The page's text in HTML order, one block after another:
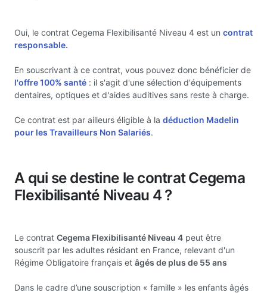
Oui, le contrat Cegema Flexibilisanté Niveau 4 est un contrat
responsable.
En souscrivant à ce contrat, vous pouvez donc bénéficier de
l'offre 100% santé : il s'agit d'une sélection d'équipements
dentaires, optiques et d'aides auditives sans reste à charge.
Ce contrat est par ailleurs éligible à la déduction Madelin
pour les Travailleurs Non Salariés.
A qui se destine le contrat Cegema
Flexibilisanté Niveau 4 ?
Le contrat Cegema Flexibilisanté Niveau 4 peut être
souscrit par les adultes résidant en France, relevant d'un
Régime Obligatoire français et âgés de plus de 55 ans
Dans le cadre d’une souscription « famille » les enfants âgés